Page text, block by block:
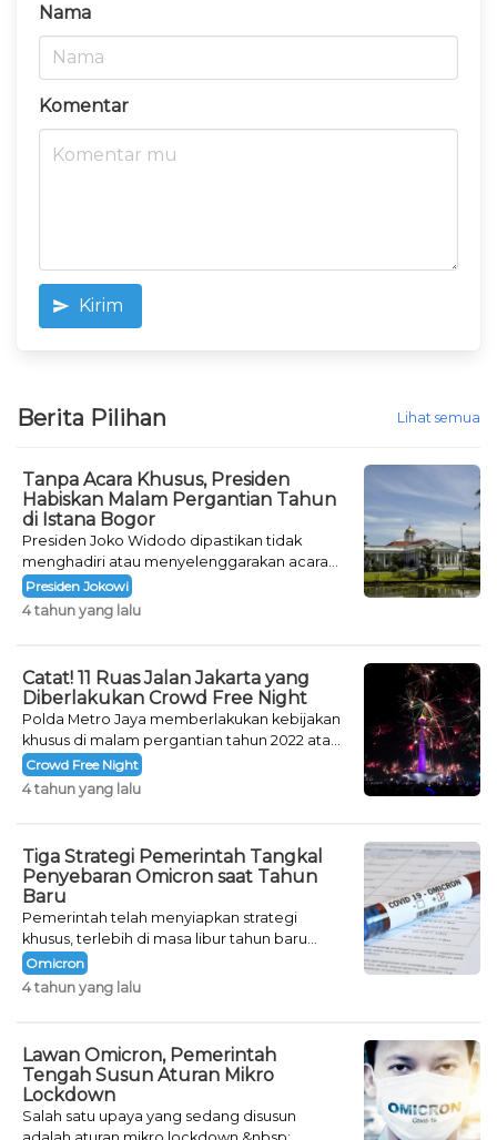
Nama
Komentar
Kirim
Berita Pilihan Lihat semua
Tanpa Acara Khusus, Presiden
Habiskan Malam Pergantian Tahun
di Istana Bogor
Presiden Joko Widodo dipastikan tidak
menghadiri atau menyelenggarakan acara
khusus untuk mengisi malam pergantian
tahun.
Presiden Jokowi
4 tahun yang lalu
Catat! 11 Ruas Jalan Jakarta yang
Diberlakukan Crowd Free Night
Polda Metro Jaya memberlakukan kebijakan
khusus di malam pergantian tahun 2022 atau
Crowd Free Night selama dua hari.
Crowd Free Night
4 tahun yang lalu
Tiga Strategi Pemerintah Tangkal
Penyebaran Omicron saat Tahun
Baru
Pemerintah telah menyiapkan strategi
khusus, terlebih di masa libur tahun baru
seperti saat ini.
Omicron
4 tahun yang lalu
Lawan Omicron, Pemerintah
Tengah Susun Aturan Mikro
Lockdown
Salah satu upaya yang sedang disusun